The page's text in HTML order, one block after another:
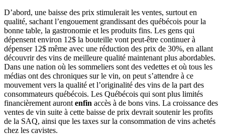
D’abord, une baisse des prix stimulerait les ventes, surtout en
qualité, sachant l’engouement grandissant des québécois pour la
bonne table, la gastronomie et les produits fins. Les gens qui
dépensent environ 12$ la bouteille vont peut-être continuer à
dépenser 12$ même avec une réduction des prix de 30%, en allant
découvrir des vins de meilleure qualité maintenant plus abordables.
Dans une nation où les sommeliers sont des vedettes et où tous les
médias ont des chroniques sur le vin, on peut s’attendre à ce
mouvement vers la qualité et l’originalité des vins de la part des
consommateurs québécois. Les Québécois qui sont plus limités
financièrement auront enfin accès à de bons vins. La croissance des
ventes de vin suite à cette baisse de prix devrait soutenir les profits
de la SAQ, ainsi que les taxes sur la consommation de vins achetés
chez les cavistes.